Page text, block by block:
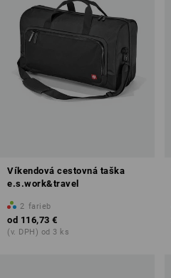
Víkendová cestovná taška
e.s.work&travel
2 farieb
od 116,73 €
(v. DPH) od 3 ks